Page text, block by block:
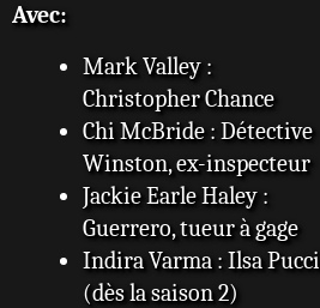
Avec:
Mark Valley :
Christopher Chance
Chi McBride : Détective
Winston, ex-inspecteur
Jackie Earle Haley :
Guerrero, tueur à gage
Indira Varma : Ilsa Pucci
(dès la saison 2)